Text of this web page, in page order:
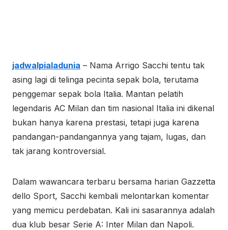
jadwalpialadunia – Nama Arrigo Sacchi tentu tak
asing lagi di telinga pecinta sepak bola, terutama
penggemar sepak bola Italia. Mantan pelatih
legendaris AC Milan dan tim nasional Italia ini dikenal
bukan hanya karena prestasi, tetapi juga karena
pandangan-pandangannya yang tajam, lugas, dan
tak jarang kontroversial.
Dalam wawancara terbaru bersama harian Gazzetta
dello Sport, Sacchi kembali melontarkan komentar
yang memicu perdebatan. Kali ini sasarannya adalah
dua klub besar Serie A: Inter Milan dan Napoli.